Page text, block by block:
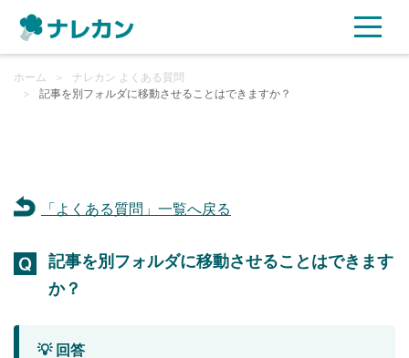
ご利用プラン
充実サポート
ホーム ＞
ナレカン よくある質問
＞
記事を別フォルダに移動させることはできますか？
「よくある質問」一覧へ戻る
記事を別フォルダに移動させることはできます
か？
💡 回答